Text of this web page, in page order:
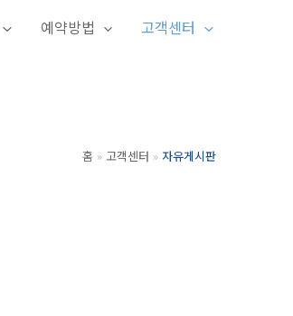
예약방법 고객센터
홈 고객센터 자유게시판